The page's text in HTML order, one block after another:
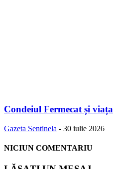
Condeiul Fermecat și
Gazeta Sentinela - 30 iulie 2026
NICIUN COMENTARIU